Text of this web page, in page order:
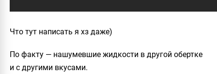
Что тут написать я хз даже)
По факту — нашумевшие жидкости в другой обертке
и с другими вкусами.